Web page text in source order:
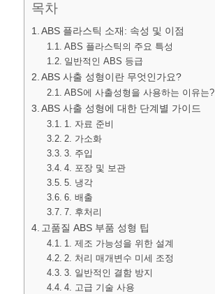
목차
ABS 플라스틱 소재: 속성 및 이점
ABS 플라스틱의 주요 특성
일반적인 ABS 등급
ABS 사출 성형이란 무엇인가요?
ABS에 사출성형을 사용하는 이유는?
ABS 사출 성형에 대한 단계별 가이드
1. 자료 준비
2. 가소화
3. 주입
4. 포장 및 보관
5. 냉각
6. 배출
7. 후처리
고품질 ABS 부품 성형 팁
1. 제조 가능성을 위한 설계
2. 처리 매개변수 미세 조정
3. 일반적인 결함 방지
4. 고급 기술 사용